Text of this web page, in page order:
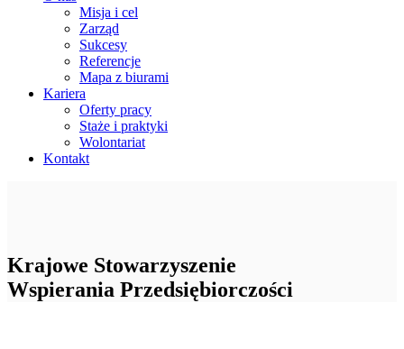
Misja i cel
Zarząd
Sukcesy
Referencje
Mapa z biurami
Kariera
Oferty pracy
Staże i praktyki
Wolontariat
Kontakt
Krajowe Stowarzyszenie
Wspierania Przedsiębiorczości